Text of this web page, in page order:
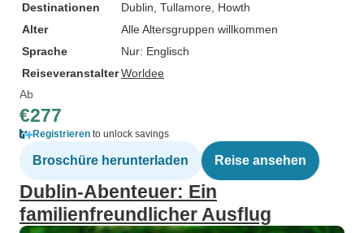
Destinationen
Dublin , Tullamore , Howth
Alter
Alle Altersgruppen willkommen
Sprache
Nur: Englisch
ReiseveranstalterWorldee
Ab
€277
Registrieren to unlock savings
Broschüre herunterladen Reise ansehen
Dublin-Abenteuer: Ein
familienfreundlicher Ausflug